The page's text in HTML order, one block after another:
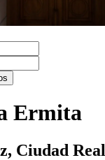
Ermita
Ciudad Real